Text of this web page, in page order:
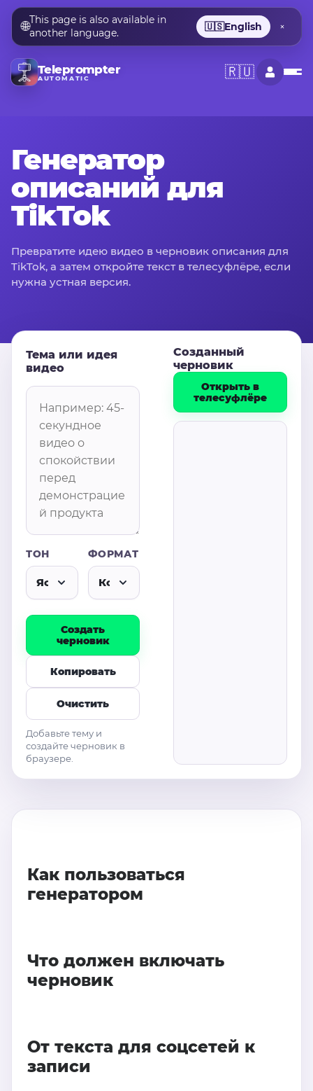
🌐This page is also available in
another language.
🇺🇸English ×
Teleprompter
AUTOMATIC 🇷🇺
Генератор
описаний для
TikTok
Превратите идею видео в черновик описания для
TikTok, а затем откройте текст в телесуфлёре, если
нужна устная версия.
Тема или идея
видео
ТОН ФОРМАТ
Создать
черновик
Копировать
Очистить
Добавьте тему и
создайте черновик в
браузере.
Созданный
черновик
Открыть в
телесуфлёре
Как пользоваться
генератором
Что должен включать
черновик
От текста для соцсетей к
записи